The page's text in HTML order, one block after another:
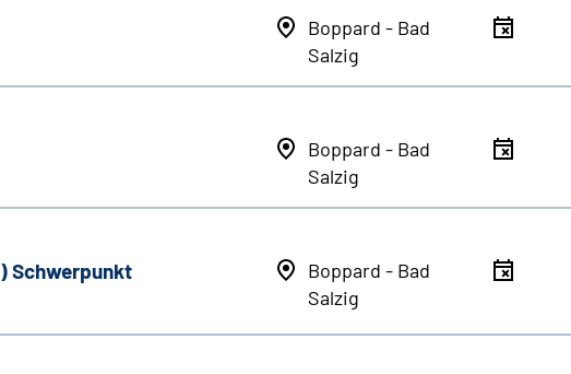
Boppard - Bad
Salzig
Boppard - Bad
Salzig
) Schwerpunkt
Boppard - Bad
Salzig